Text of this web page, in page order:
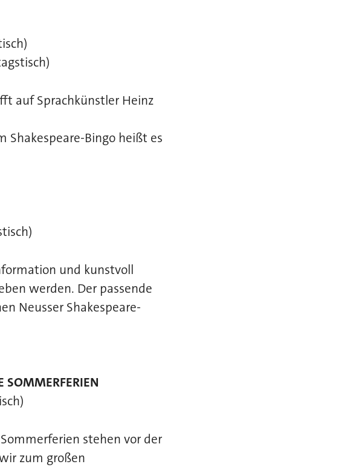
auf Sprachkünstler Heinz
Shakespeare-Bingo heißt es
und kunstvoll
werden. Der passende
Neusser Shakespeare-
SOMMERFERIEN
stehen vor der
zum großen